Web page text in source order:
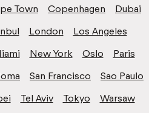
Town Copenhagen
Dubai
London
Los Angeles
New York Oslo
Paris
San Francisco
Sao Paulo
Tel Aviv Tokyo Warsaw